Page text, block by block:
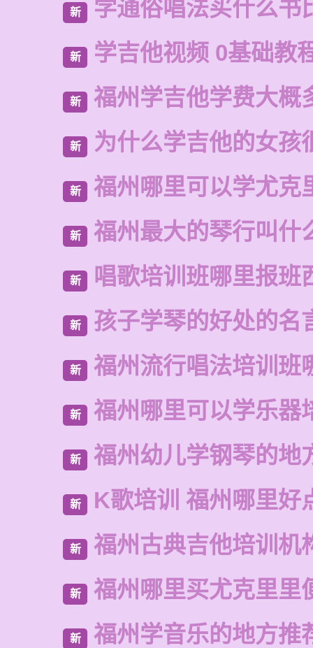
新 学通俗唱法买什么书
新 学吉他视频 0基础教
新 福州学吉他学费大概
新 为什么学吉他的女孩
新 福州哪里可以学尤克
新 福州最大的琴行叫什
新 唱歌培训班哪里报班
新 孩子学琴的好处的名
新 福州流行唱法培训班
新 福州哪里可以学乐器
新 福州幼儿学钢琴的地
新 K歌培训 福州哪里好
新 福州古典吉他培训机
新 福州哪里买尤克里里
新 福州学音乐的地方推